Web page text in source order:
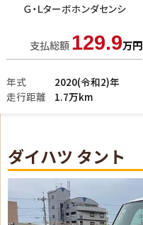
Ｇ
支払総額113.9万円
年式
2022(令和4)年
走行距離
2.9万km
ダイハツ タント